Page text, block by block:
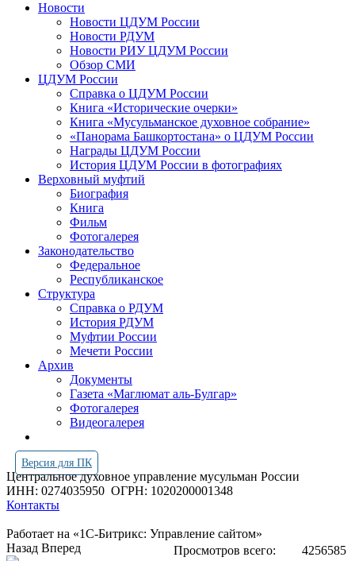
Новости
Новости ЦДУМ России
Новости РДУМ
Новости РИУ ЦДУМ России
Обзор СМИ
ЦДУМ России
Справка о ЦДУМ России
Книга «Исторические очерки»
Книга «Мусульманское духовное собрание»
«Панорама Башкортостана» о ЦДУМ России
Награды ЦДУМ России
История ЦДУМ России в фотографиях
Верховный муфтий
Биография
Книга
Фильм
Фотогалерея
Законодательство
Федеральное
Республиканское
Структура
Справка о РДУМ
История РДУМ
Муфтии России
Мечети России
Архив
Документы
Газета «Маглюмат аль-Булгар»
Фотогалерея
Видеогалерея
Версия для ПК
Центральное духовное управление мусульман России
ИНН: 0274035950 ОГРН: 1020200001348
Контакты
Работает на «1С-Битрикс: Управление сайтом»
Просмотров всего:
4256585
Назад Вперед